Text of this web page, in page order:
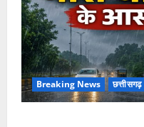
Breaking News छत्तीसगढ़